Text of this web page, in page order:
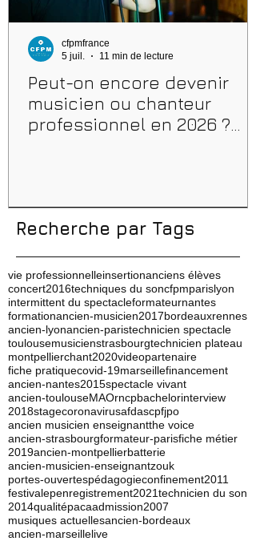
Peut-on encore devenir
musicien ou chanteur
professionnel en 2026 ?
cfpmfrance
5 juil.
11 min de lecture
Recherche par Tags
vie professionnelleinsertionanciens élèves
concert2016techniques du soncfpmparislyon
intermittent du spectacleformateurnantes
formationancien-musicien2017bordeauxrennes
ancien-lyonancien-paristechnicien spectacle
toulousemusicienstrasbourgtechnicien plateau
montpellierchant2020videopartenaire
fiche pratiquecovid-19marseillefinancement
ancien-nantes2015spectacle vivant
ancien-toulouseMAOrncpbachelorinterview
2018stagecoronavirusafdascpfjpo
ancien musicien enseignantthe voice
ancien-strasbourgformateur-parisfiche métier
2019ancien-montpellierbatterie
ancien-musicien-enseignantzouk
portes-ouvertespédagogieconfinement2011
festivalepenregistrement2021technicien du son
2014qualitépacaadmission2007
musiques actuellesancien-bordeaux
ancien-marseillelive